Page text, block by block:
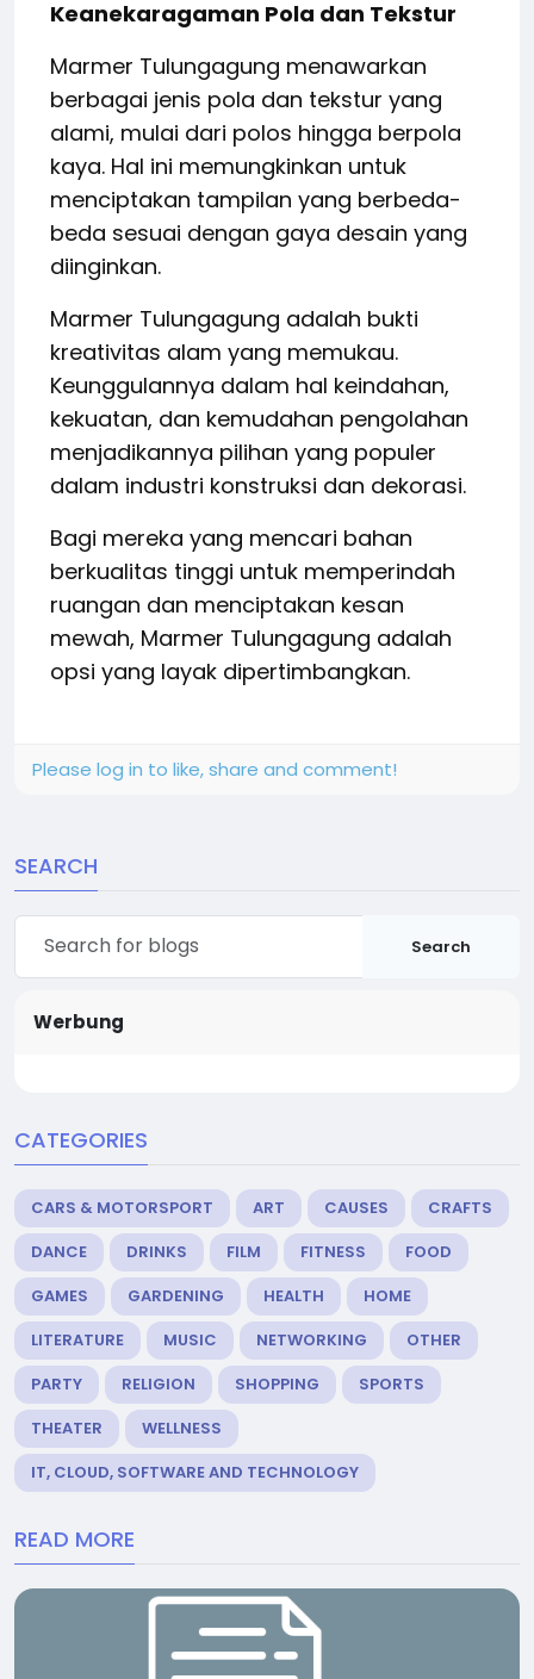
Keanekaragaman Pola dan Tekstur
Marmer Tulungagung menawarkan
berbagai jenis pola dan tekstur yang
alami, mulai dari polos hingga berpola
kaya. Hal ini memungkinkan untuk
menciptakan tampilan yang berbeda-
beda sesuai dengan gaya desain yang
diinginkan.
Marmer Tulungagung adalah bukti
kreativitas alam yang memukau.
Keunggulannya dalam hal keindahan,
kekuatan, dan kemudahan pengolahan
menjadikannya pilihan yang populer
dalam industri konstruksi dan dekorasi.
Bagi mereka yang mencari bahan
berkualitas tinggi untuk memperindah
ruangan dan menciptakan kesan
mewah, Marmer Tulungagung adalah
opsi yang layak dipertimbangkan.
Please log in to like, share and comment!
SEARCH
Search
Werbung
CATEGORIES
CARS & MOTORSPORT ART CAUSES
CRAFTS
DANCE
DRINKS FILM FITNESS
FOOD
GAMES
GARDENING HEALTH
HOME
LITERATURE
MUSIC NETWORKING
OTHER
PARTY
RELIGION SHOPPING
SPORTS
THEATER
WELLNESS
IT, CLOUD, SOFTWARE AND TECHNOLOGY
READ MORE